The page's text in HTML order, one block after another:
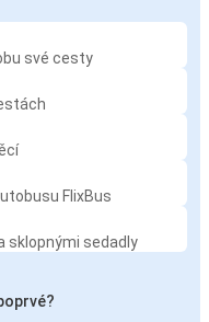
své cesty
FlixBus
sklopnými sedadly